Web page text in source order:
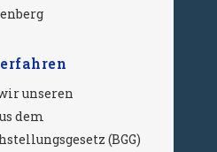
unseren
dem
(BGG)